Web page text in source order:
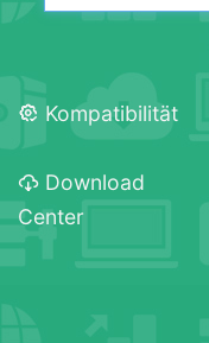
Kompatibilität
Download
Center